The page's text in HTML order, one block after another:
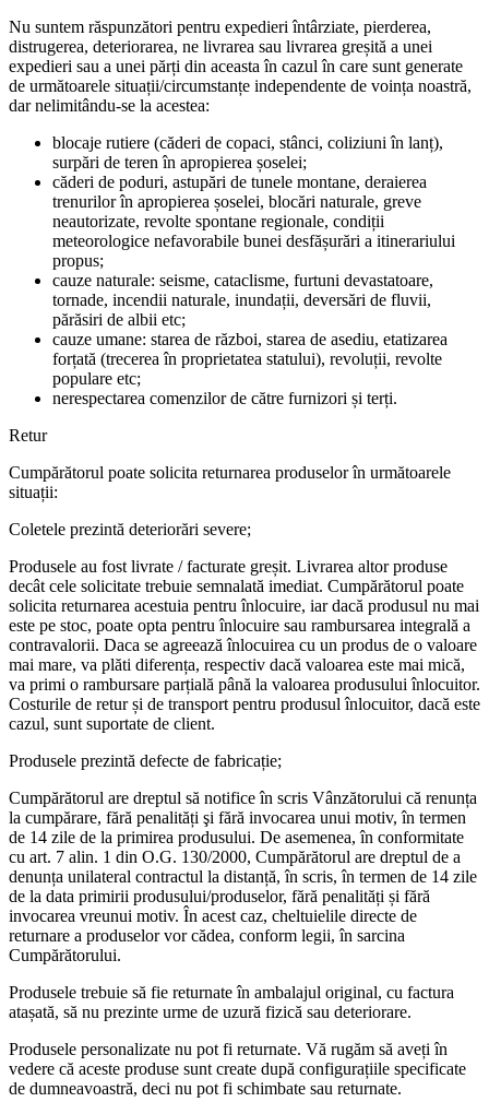
Nu suntem răspunzători pentru expedieri întârziate, pierderea,
distrugerea, deteriorarea, ne livrarea sau livrarea greșită a unei
expedieri sau a unei părți din aceasta în cazul în care sunt generate
de următoarele situații/circumstanțe independente de voința noastră,
dar nelimitându-se la acestea:
blocaje rutiere (căderi de copaci, stânci, coliziuni în lanț),
surpări de teren în apropierea șoselei;
căderi de poduri, astupări de tunele montane, deraierea
trenurilor în apropierea șoselei, blocări naturale, greve
neautorizate, revolte spontane regionale, condiții
meteorologice nefavorabile bunei desfășurări a itinerariului
propus;
cauze naturale: seisme, cataclisme, furtuni devastatoare,
tornade, incendii naturale, inundații, deversări de fluvii,
părăsiri de albii etc;
cauze umane: starea de război, starea de asediu, etatizarea
forțată (trecerea în proprietatea statului), revoluții, revolte
populare etc;
nerespectarea comenzilor de către furnizori și terți.
Retur
Cumpărătorul poate solicita returnarea produselor în următoarele
situații:
Coletele prezintă deteriorări severe;
Produsele au fost livrate / facturate greșit. Livrarea altor produse
decât cele solicitate trebuie semnalată imediat. Cumpărătorul poate
solicita returnarea acestuia pentru înlocuire, iar dacă produsul nu mai
este pe stoc, poate opta pentru înlocuire sau rambursarea integrală a
contravalorii. Daca se agreează înlocuirea cu un produs de o valoare
mai mare, va plăti diferența, respectiv dacă valoarea este mai mică,
va primi o rambursare parțială până la valoarea produsului înlocuitor.
Costurile de retur și de transport pentru produsul înlocuitor, dacă este
cazul, sunt suportate de client.
Produsele prezintă defecte de fabricație;
Cumpărătorul are dreptul să notifice în scris Vânzătorului că renunța
la cumpărare, fără penalități şi fără invocarea unui motiv, în termen
de 14 zile de la primirea produsului. De asemenea, în conformitate
cu art. 7 alin. 1 din O.G. 130/2000, Cumpărătorul are dreptul de a
denunța unilateral contractul la distanță, în scris, în termen de 14 zile
de la data primirii produsului/produselor, fără penalități și fără
invocarea vreunui motiv. În acest caz, cheltuielile directe de
returnare a produselor vor cădea, conform legii, în sarcina
Cumpărătorului.
Produsele trebuie să fie returnate în ambalajul original, cu factura
atașată, să nu prezinte urme de uzură fizică sau deteriorare.
Produsele personalizate nu pot fi returnate. Vă rugăm să aveți în
vedere că aceste produse sunt create după configurațiile specificate
de dumneavoastră, deci nu pot fi schimbate sau returnate.